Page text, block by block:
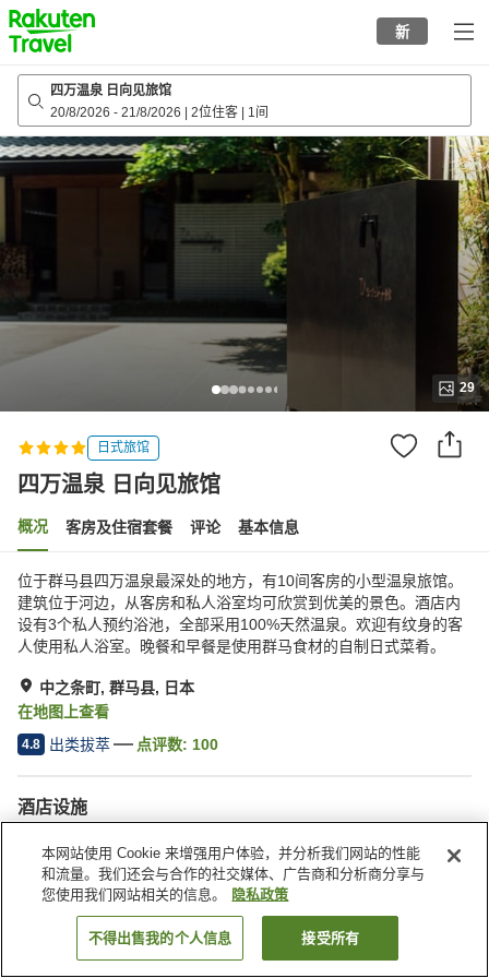
to
top
page
新
四万温泉 日向见旅馆
20/8/2026 - 21/8/2026 2位住客 1间
29
日式旅馆
四万温泉 日向见旅馆
概况 客房及住宿套餐 评论 基本信息
位于群马县四万温泉最深处的地方，有10间客房的小型温泉旅馆。
建筑位于河边，从客房和私人浴室均可欣赏到优美的景色。酒店内
设有3个私人预约浴池，全部采用100%天然温泉。欢迎有纹身的客
人使用私人浴室。晚餐和早餐是使用群马食材的自制日式菜肴。
中之条町, 群马县, 日本
在地图上查看
4.8 出类拔萃 点评数: 100
酒店设施
餐厅
包间餐厅
日本 群马县 中之条町 四万温泉 日向见旅馆
搜索客房
本网站使用 Cookie 来增强用户体验，并分析我们网站的性能
和流量。我们还会与合作的社交媒体、广告商和分析商分享与
您使用我们网站相关的信息。
隐私政策
不得出售我的个人信息 接受所有